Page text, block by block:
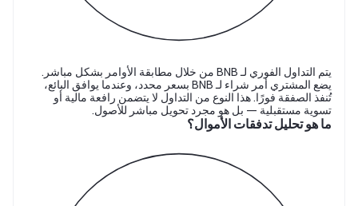
يتم التداول الفوري لـ BNB من خلال مطابقة الأوامر بشكل مباشر.
يضع المشتري أمر شراء لـ BNB بسعر محدد، وعندما يوافق البائع،
تُنفذ الصفقة فورًا. هذا النوع من التداول لا يتضمن رافعة مالية أو
تسوية مستقبلية — بل هو مجرد تحويل مباشر للأصول.
ما هو تحليل تدفقات الأموال؟